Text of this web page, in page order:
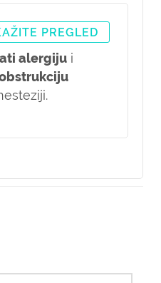
PREGLED
alergiju i